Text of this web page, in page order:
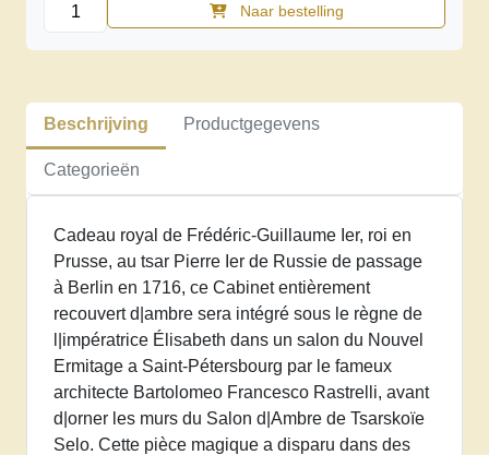
Magie
de
aantal
Naar bestelling
Beschrijving Productgegevens
Categorieën
Cadeau royal de Frédéric-Guillaume Ier, roi en
Prusse, au tsar Pierre Ier de Russie de passage
à Berlin en 1716, ce Cabinet entièrement
recouvert d|ambre sera intégré sous le règne de
l|impératrice Élisabeth dans un salon du Nouvel
Ermitage a Saint-Pétersbourg par le fameux
architecte Bartolomeo Francesco Rastrelli, avant
d|orner les murs du Salon d|Ambre de Tsarskoïe
Selo. Cette pièce magique a disparu dans des